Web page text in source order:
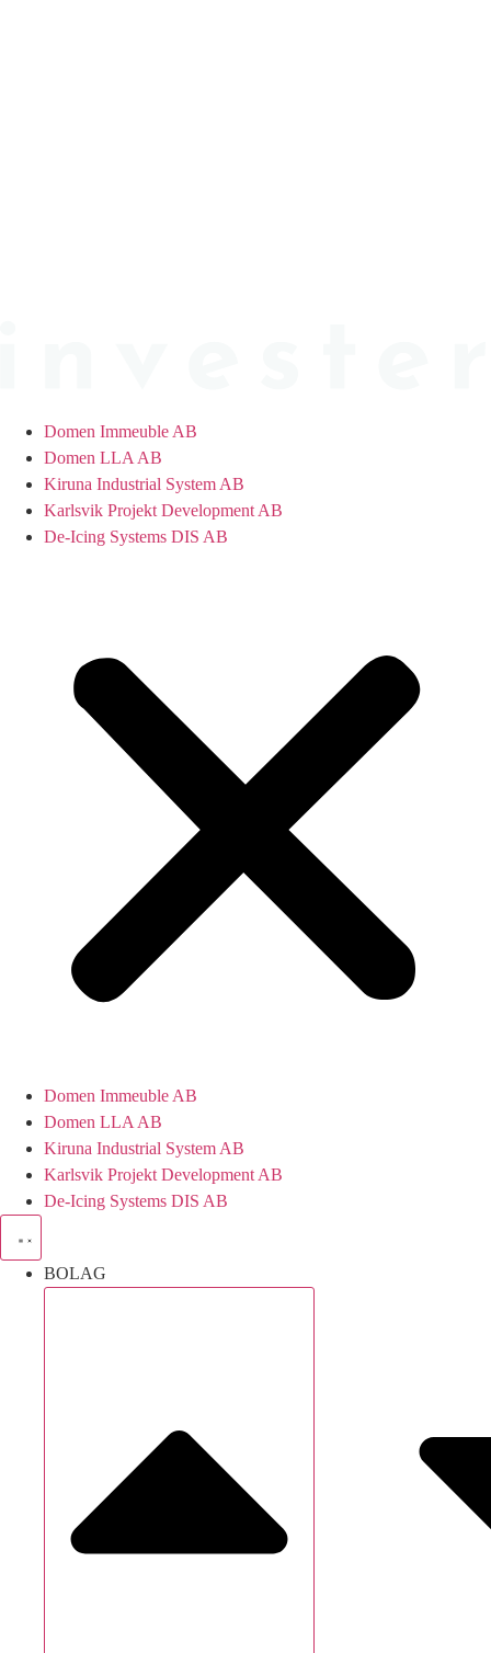
Domen Immeuble AB
Domen LLA AB
Kiruna Industrial System AB
Karlsvik Projekt Development AB
De-Icing Systems DIS AB
Domen Immeuble AB
Domen LLA AB
Kiruna Industrial System AB
Karlsvik Projekt Development AB
De-Icing Systems DIS AB
BOLAG